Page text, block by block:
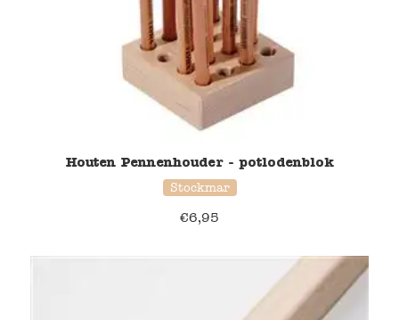
Houten Pennenhouder - potlodenblok
Stockmar
€6,95